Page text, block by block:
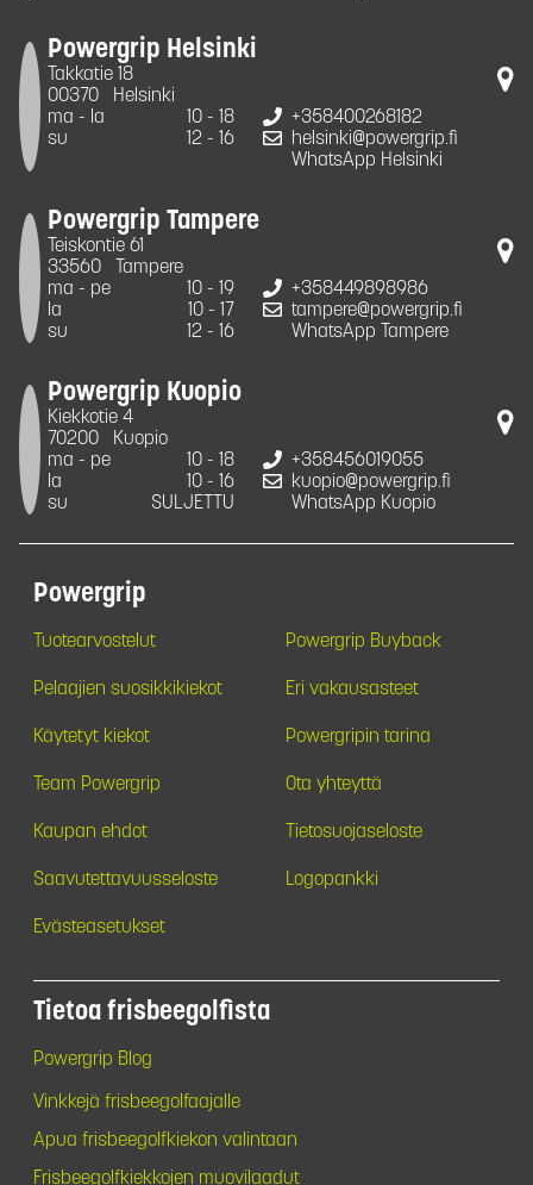
Powergrip Helsinki
Takkatie 18
00370
Helsinki
ma - la
10 - 18
su
12 - 16
+358400268182
helsinki@powergrip.fi
WhatsApp Helsinki
Powergrip Tampere
Teiskontie 61
33560
Tampere
ma - pe
10 - 19
la
10 - 17
su
12 - 16
+358449898986
tampere@powergrip.fi
WhatsApp Tampere
Powergrip Kuopio
Kiekkotie 4
70200
Kuopio
ma - pe
10 - 18
la
10 - 16
su
SULJETTU
+358456019055
kuopio@powergrip.fi
WhatsApp Kuopio
Powergrip
Tuotearvostelut Powergrip Buyback
Pelaajien suosikkikiekot Eri vakausasteet
Käytetyt kiekot Powergripin tarina
Team Powergrip Ota yhteyttä
Kaupan ehdot Tietosuojaseloste
Saavutettavuusseloste Logopankki
Evästeasetukset
Tietoa frisbeegolfista
Powergrip Blog
Vinkkejä frisbeegolfaajalle
Apua frisbeegolfkiekon valintaan
Frisbeegolfkiekkojen muovilaadut